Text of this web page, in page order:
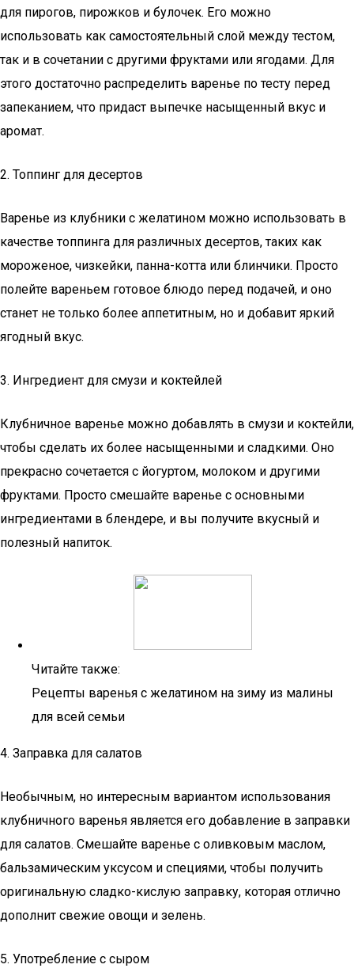
для пирогов, пирожков и булочек. Его можно
использовать как самостоятельный слой между тестом,
так и в сочетании с другими фруктами или ягодами. Для
этого достаточно распределить варенье по тесту перед
запеканием, что придаст выпечке насыщенный вкус и
аромат.
2. Топпинг для десертов
Варенье из клубники с желатином можно использовать в
качестве топпинга для различных десертов, таких как
мороженое, чизкейки, панна-котта или блинчики. Просто
полейте вареньем готовое блюдо перед подачей, и оно
станет не только более аппетитным, но и добавит яркий
ягодный вкус.
3. Ингредиент для смузи и коктейлей
Клубничное варенье можно добавлять в смузи и коктейли,
чтобы сделать их более насыщенными и сладкими. Оно
прекрасно сочетается с йогуртом, молоком и другими
фруктами. Просто смешайте варенье с основными
ингредиентами в блендере, и вы получите вкусный и
полезный напиток.
Читайте также:
Рецепты варенья с желатином на зиму из малины
для всей семьи
4. Заправка для салатов
Необычным, но интересным вариантом использования
клубничного варенья является его добавление в заправки
для салатов. Смешайте варенье с оливковым маслом,
бальзамическим уксусом и специями, чтобы получить
оригинальную сладко-кислую заправку, которая отлично
дополнит свежие овощи и зелень.
5. Употребление с сыром